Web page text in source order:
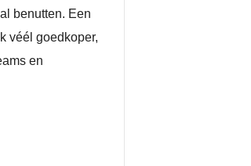
benutten. Een
véél goedkoper,
en